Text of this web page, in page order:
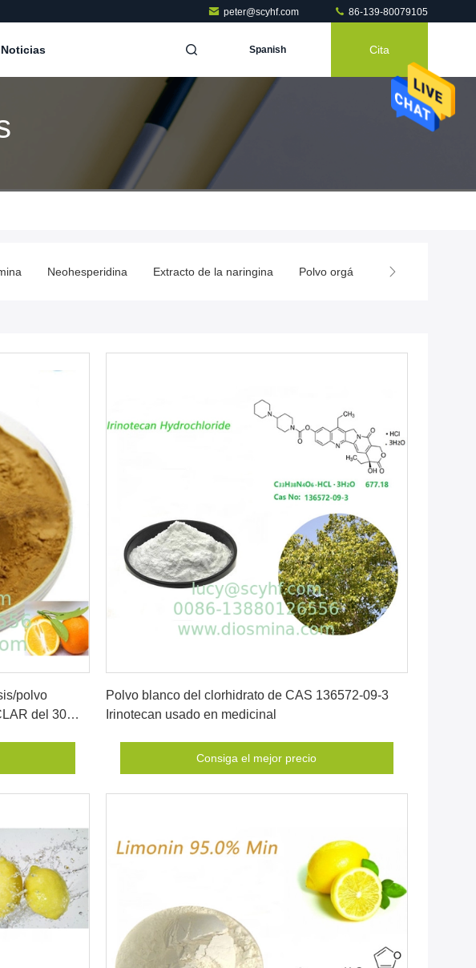
peter@scyhf.com 86-139-80079105
Noticias Spanish Cita
Neohesperidina Extracto de la naringina Polvo orgánico de la quercetina
polvo
del 30% -
Polvo blanco del clorhidrato de CAS 136572-09-3
Irinotecan usado en medicinal
Consiga el mejor precio